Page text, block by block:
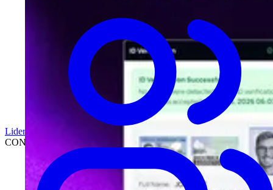
Liderazgo
CONCESIONARIOS